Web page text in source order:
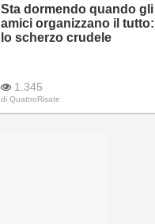
Sta dormendo quando gli
amici organizzano il tutto:
lo scherzo crudele
1.345
di QuattroRisate